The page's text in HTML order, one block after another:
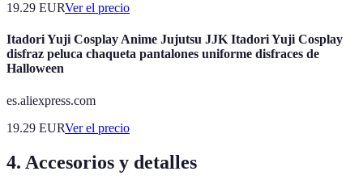
19.29 EURVer el precio
Itadori Yuji Cosplay Anime Jujutsu JJK Itadori Yuji Cosplay
disfraz peluca chaqueta pantalones uniforme disfraces de
Halloween
es.aliexpress.com
19.29 EURVer el precio
4. Accesorios y detalles